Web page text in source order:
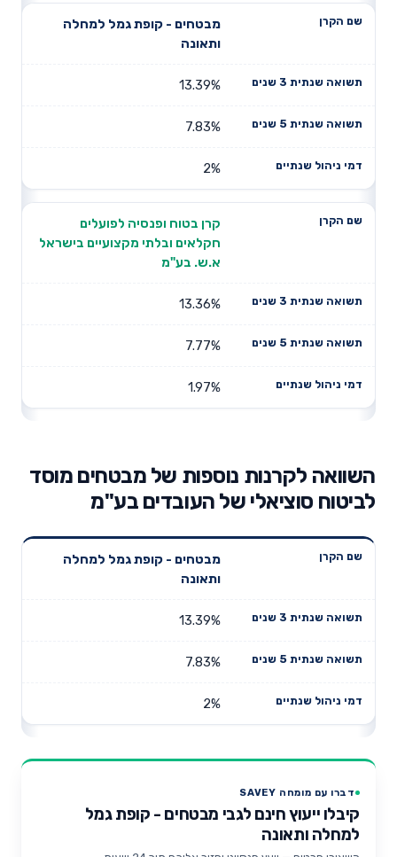
מבטחים - קופת גמל למחלה
ותאונה
13.39%
7.83%
2%
קרן בטוח ופנסיה לפועלים
חקלאים ובלתי מקצועיים בישראל
א.ש. בע"מ
13.36%
7.77%
1.97%
השוואה לקרנות נוספות של מבטחים מוסד
לביטוח סוציאלי של העובדים בע"מ
שנתית 3
תשואה
דמי ניהול
מבטחים - קופת גמל למחלה
ותאונה
13.39%
7.83%
2%
דברו עם מומחה SAVEY
קיבלו ייעוץ חינם לגבי מבטחים - קופת גמל
למחלה ותאונה